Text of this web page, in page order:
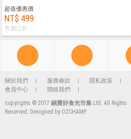
超值優惠價
NT$ 499
售價已折
關於我們 服務條款 隱私政策
會員中心
聯絡我們
copyrights © 2017 鍋寶好食光市集 Ltd. All Rights
Reserved. Designed by OZCHAMP.